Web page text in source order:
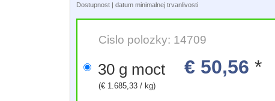
Dostupnost | datum minimalnej trvanlivosti
Cislo polozky: 14709
30 g moct € 50,56 *
(€ 1.685,33 / kg)